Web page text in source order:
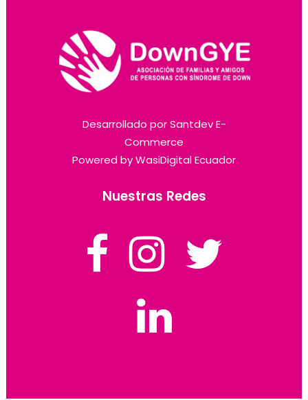
Desarrollado porSantdev E-
Commerce
Powered byWasiDigital Ecuador
Nuestras Redes